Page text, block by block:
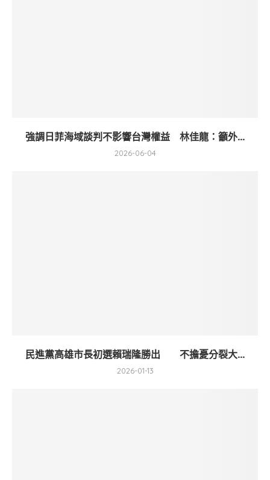
強調日菲海域談判不影響台灣權益 林佳龍：籲外...
2026-06-04
民進黨高雄市長初選賴瑞隆勝出 不擔憂分裂大...
2026-01-13